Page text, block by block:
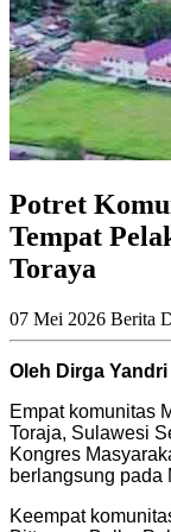
Potret
Tempat
Toraya
07 Mei 2026 Berita
Oleh Dirga
Empat komunitas
Toraja, Sulawesi
Kongres
berlangsung pada
Keempat